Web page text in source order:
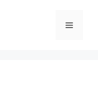
메